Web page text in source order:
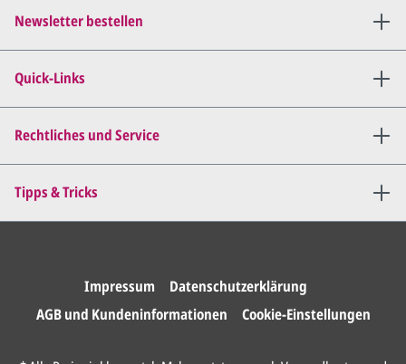
Wir senden Ihnen den
Dies wiederholen wir so lange,
bis
Rechtliches und Service
Tipps & Tricks
Quick-Links
Newsletter bestellen
Impressum
Datenschutzerklärung
AGB und Kundeninformationen
Cookie-Einstellungen